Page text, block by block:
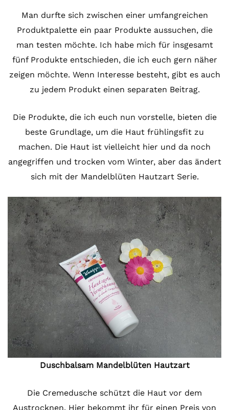
Man durfte sich zwischen einer umfangreichen
Produktpalette ein paar Produkte aussuchen, die
man testen möchte. Ich habe mich für insgesamt
fünf Produkte entschieden, die ich euch gern näher
zeigen möchte. Wenn Interesse besteht, gibt es auch
zu jedem Produkt einen separaten Beitrag.
Die Produkte, die ich euch nun vorstelle, bieten die
beste Grundlage, um die Haut frühlingsfit zu
machen. Die Haut ist vielleicht hier und da noch
angegriffen und trocken vom Winter, aber das ändert
sich mit der Mandelblüten Hautzart Serie.
Duschbalsam Mandelblüten Hautzart
Die Cremedusche schützt die Haut vor dem
Austrocknen. Hier bekommt ihr für einen Preis von